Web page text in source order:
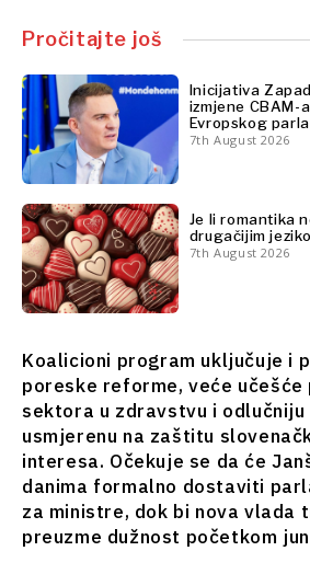
Analize
Intervju
Mišljenje
Okrugli
sto
Svet
Analiza
Istraži
Vijesti
Događaji
O
kulturi
Sport
Lifestyle
Putovanja
Intervju
Mišljenje
Okrugli
sto
Analiza
Istražite
Vijesti
Događaji
O kulturi
Sport
Lifestyle
Putovanja
Hrana i
Pročitajte još
Inicijativa
izmjene CBAM-
Evropskog
7th August 2026
Je li romantika
drugačijim
7th August 2026
Koalicioni program uključuje i
poreske reforme, veće
sektora u zdravstvu i
usmjerenu na zaštitu
interesa. Očekuje se da će
danima formalno dostaviti
za ministre, dok bi nova vlada
preuzme dužnost početkom